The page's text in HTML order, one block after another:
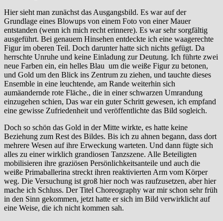
Hier sieht man zunächst das Ausgangsbild. Es war auf der
Grundlage eines Blowups von einem Foto von einer Mauer
entstanden (wenn ich mich recht erinnere). Es war sehr sorgfältig
ausgeführt. Bei genauem Hinsehen entdeckte ich eine waagerechte
Figur im oberen Teil. Doch darunter hatte sich nichts gefügt. Da
herrschte Unruhe und keine Einladung zur Deutung. Ich führte zwei
neue Farben ein, ein helles Blau um die weiße Figur zu betonen,
und Gold um den Blick ins Zentrum zu ziehen, und tauchte dieses
Ensemble in eine leuchtende, am Rande weiterhin sich
aumäandernde rote Fläche., die in einer schwarzen Umrandung
einzugehen schien, Das war ein guter Schritt gewesen, ich empfand
eine gewisse Zufriedenheit und veröffentlichte das Bild sogleich.
Doch so schön das Gold in der Mitte wirkte, es hatte keine
Beziehung zum Rest des Bildes. Bis ich zu ahnen begann, dass dort
mehrere Wesen auf ihre Erweckung warteten. Und dann fügte sich
alles zu einer wirklich grandiosen Tanzszene. Alle Beteiligten
mobilisieren ihre graziösen Persönlichkeitsanteile und auch die
weiße Primaballerina streckt ihren reaktivierten Arm vom Körper
weg. Die Versuchung ist groß hier noch was raufzusetzen, aber hier
mache ich Schluss. Der Titel Choreography war mir schon sehr früh
in den Sinn gekommen, jetzt hatte er sich im Bild verwirklicht auf
eine Weise, die ich nicht kommen sah.